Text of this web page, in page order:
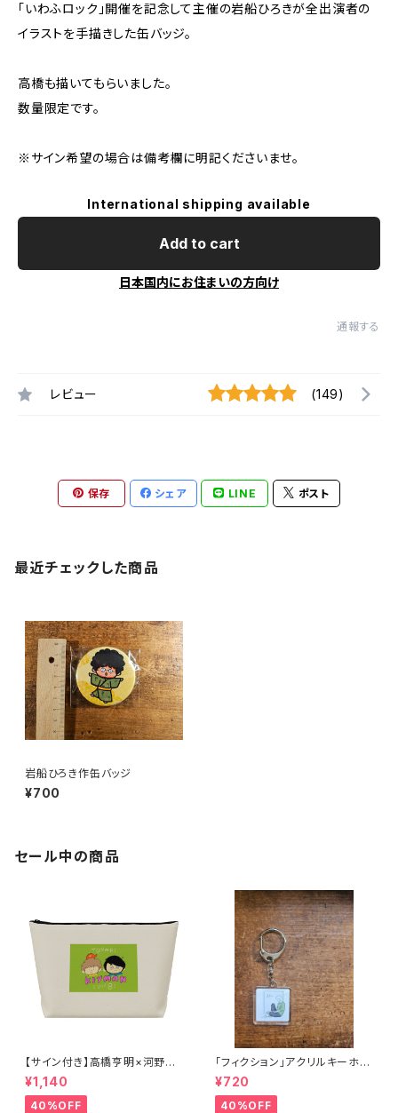
｢いわふロック｣開催を記念して主催の岩船ひろきが全出演者の
イラストを手描きした缶バッジ。
高橋も描いてもらいました。
数量限定です。
※サイン希望の場合は備考欄に明記くださいませ。
International shipping available
Add to cart
日本国内にお住まいの方向け
通報する
レビュー (149)
保存 シェア LINE ポスト
最近チェックした商品
岩船ひろき作缶バッジ
¥700
セール中の商品
【サイン付き】高橋亨明×河野圭
佑コラボイラストポーチ
¥1,140
40%OFF
「フィクション」アクリルキーホル
ダー
¥720
40%OFF